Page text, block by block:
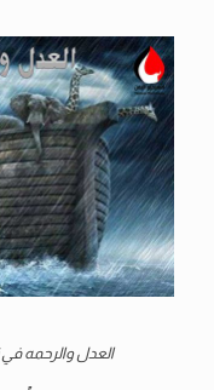
العدل والرحمه